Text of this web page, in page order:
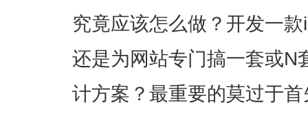
究竟应该怎么做？开发一
还是为网站专门搞一套或N
计方案？最重要的莫过于